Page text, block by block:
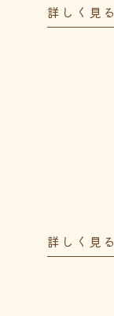
詳しく見る
詳しく見る